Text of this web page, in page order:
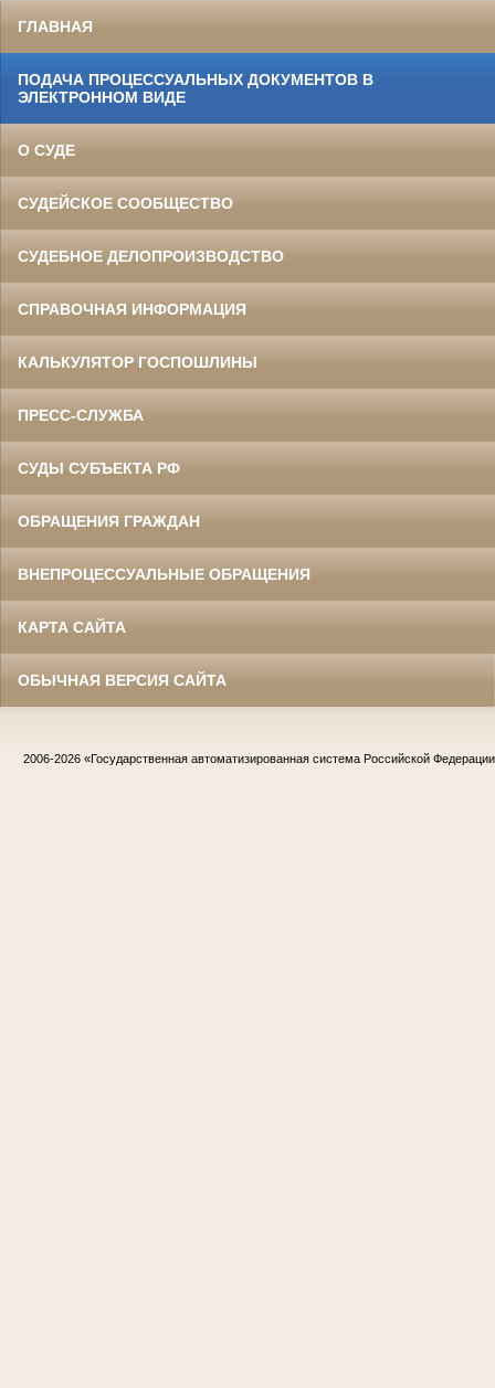
ГЛАВНАЯ
ПОДАЧА ПРОЦЕССУАЛЬНЫХ ДОКУМЕНТОВ В
ЭЛЕКТРОННОМ ВИДЕ
О СУДЕ
СУДЕЙСКОЕ СООБЩЕСТВО
СУДЕБНОЕ ДЕЛОПРОИЗВОДСТВО
СПРАВОЧНАЯ ИНФОРМАЦИЯ
КАЛЬКУЛЯТОР ГОСПОШЛИНЫ
ПРЕСС-СЛУЖБА
СУДЫ СУБЪЕКТА РФ
ОБРАЩЕНИЯ ГРАЖДАН
ВНЕПРОЦЕССУАЛЬНЫЕ ОБРАЩЕНИЯ
КАРТА САЙТА
ОБЫЧНАЯ ВЕРСИЯ САЙТА
2006-2026 «Государственная автоматизированная система Российской